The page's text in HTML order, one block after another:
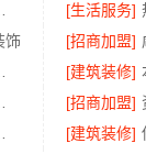
[生活服务]
饰 [招商加盟]
[建筑装修]
[招商加盟]
[建筑装修]